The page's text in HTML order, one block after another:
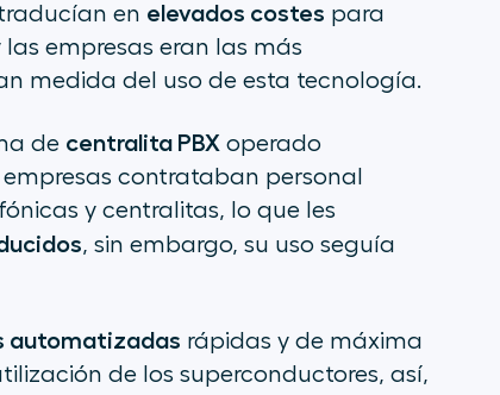
en elevados costes para
empresas eran las más
medida del uso de esta tecnología.
de centralita PBXoperado
contrataban personal
y centralitas, lo que les
, sin embargo, su uso seguía
automatizadas rápidas y de máxima
de los superconductores, así,